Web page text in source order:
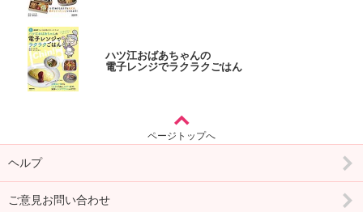
ハツ江おばあちゃんの
電子レンジでラクラクごはん
ページトップへ
ヘルプ
ご意見お問い合わせ